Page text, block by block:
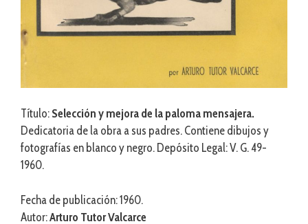
Título: Selección y mejora de la paloma mensajera.
Dedicatoria de la obra a sus padres. Contiene dibujos y
fotografías en blanco y negro. Depósito Legal: V. G. 49-
1960.
Fecha de publicación: 1960.
Autor:Arturo Tutor Valcarce